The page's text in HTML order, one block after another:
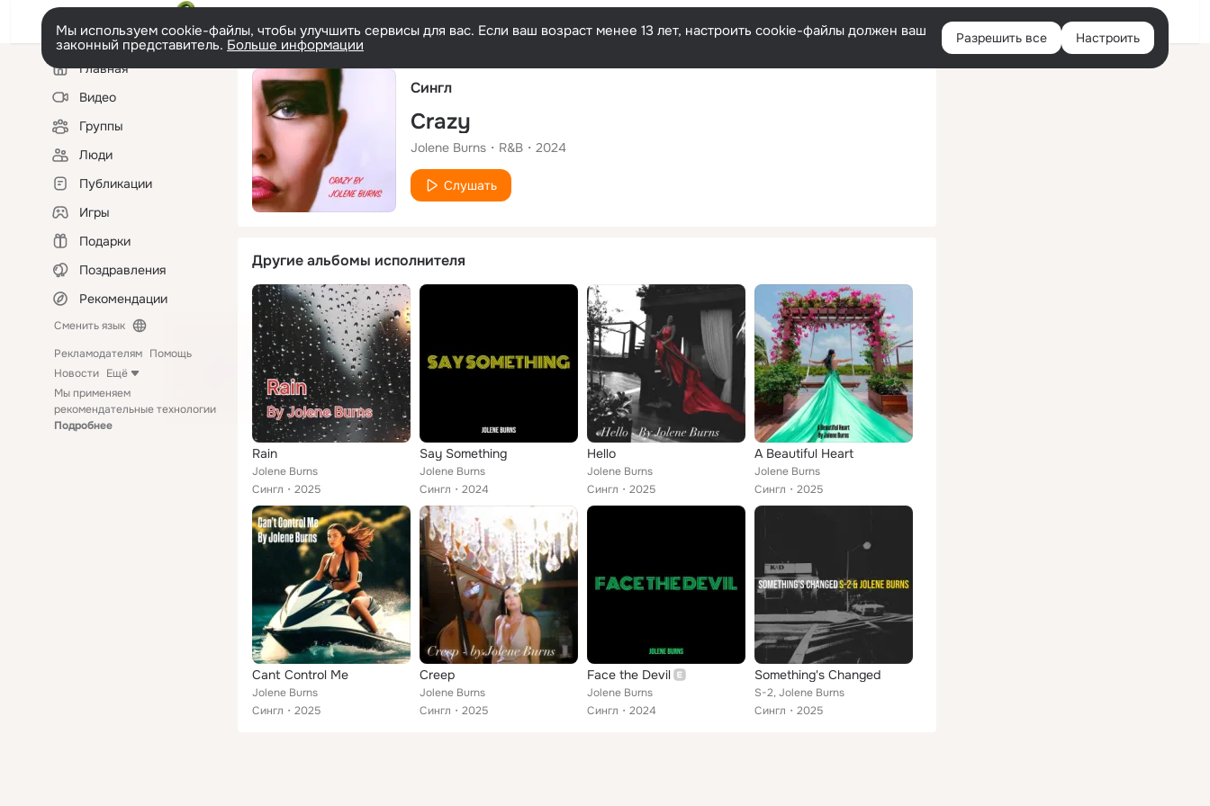
Русский Войти
Мы используем cookie-файлы, чтобы улучшить сервисы для вас. Если ваш возраст менее 13 лет, настроить cookie-файлы должен ваш
законный представитель. Больше информации Разрешить все Настроить
Левая
колонкаГлавная
Видео
Группы
Люди
Публикации
Игры
Подарки
Поздравления
Рекомендации
Сменить язык
Рекламодателям Помощь
Новости Ещё
Мы применяем
рекомендательные технологии
Подробнее
Сингл
Crazy
Jolene Burns R&B 2024
Слушать
Другие альбомы исполнителя
Rain
Jolene Burns
Сингл
2025
Say Something
Jolene Burns
Сингл
2024
Hello
Jolene Burns
Сингл
2025
A Beautiful Heart
Jolene Burns
Сингл
2025
Cant Control Me
Jolene Burns
Сингл
2025
Creep
Jolene Burns
Сингл
2025
Face the Devil
Jolene Burns
Сингл
2024
Something's Changed
S-2, Jolene Burns
Сингл
2025